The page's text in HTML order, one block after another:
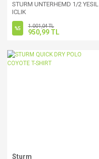
STURM UNTERHEMD 1/2 YESIL
ICLIK
%5 1.001,04 TL
950,99 TL
Sturm